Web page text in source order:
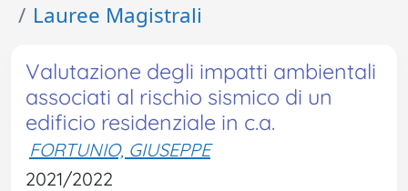
Lauree Magistrali
Valutazione degli impatti ambientali
associati al rischio sismico di un
edificio residenziale in c.a.
FORTUNIO, GIUSEPPE
2021/2022